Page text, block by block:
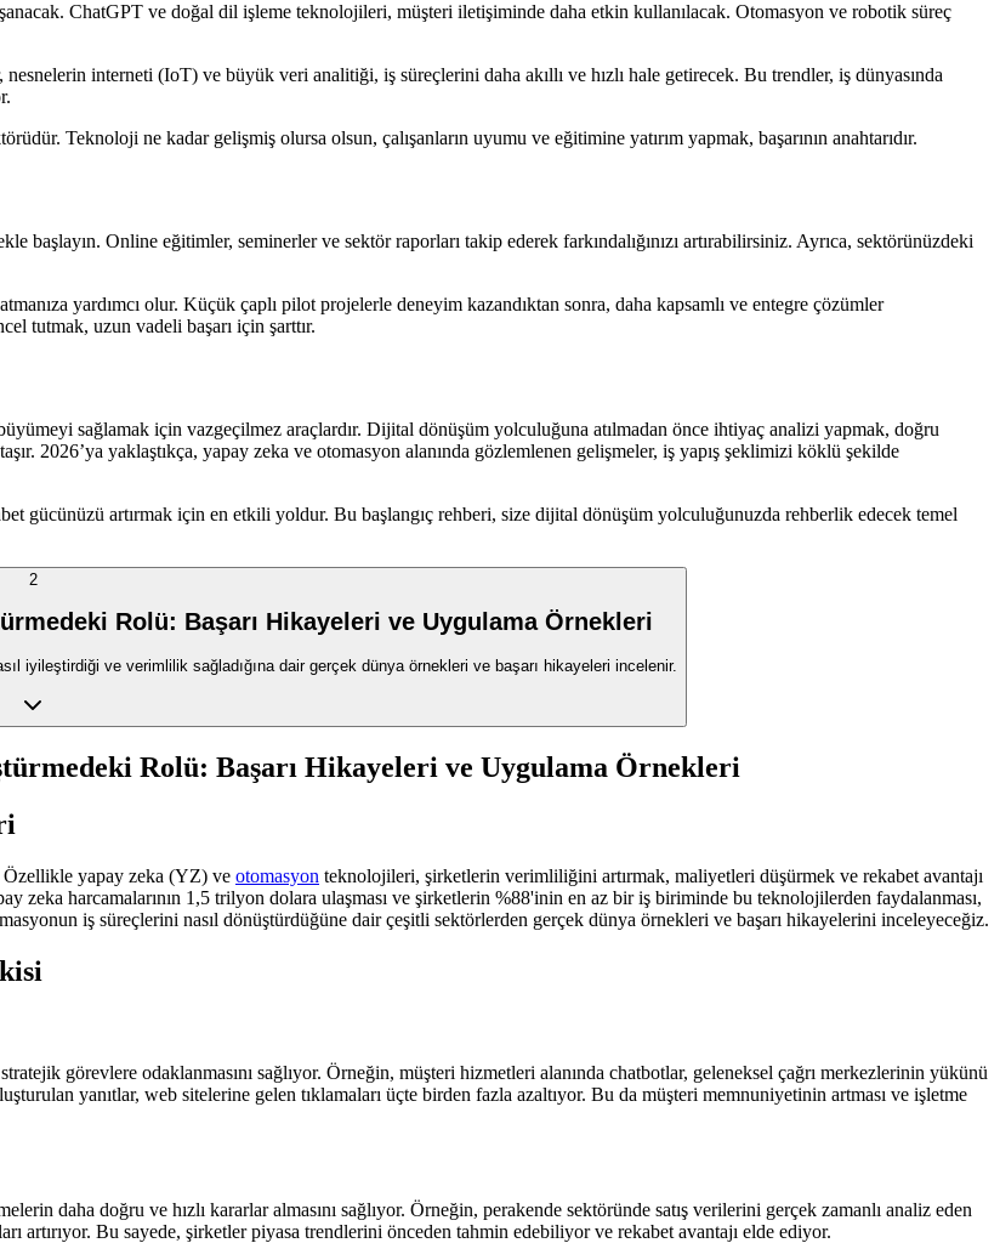
ChatGPT ve doğal dil işleme teknolojileri, müşteri iletişiminde daha etkin kullanılacak. Otomasyon ve robotik süreç
interneti (IoT) ve büyük veri analitiği, iş süreçlerini daha akıllı ve hızlı hale getirecek. Bu trendler, iş dünyasında
Teknoloji ne kadar gelişmiş olursa olsun, çalışanların uyumu ve eğitimine yatırım yapmak, başarının anahtarıdır.
başlayın. Online eğitimler, seminerler ve sektör raporları takip ederek farkındalığınızı artırabilirsiniz. Ayrıca, sektörünüzdeki
yardımcı olur. Küçük çaplı pilot projelerle deneyim kazandıktan sonra, daha kapsamlı ve entegre çözümler
tutmak, uzun vadeli başarı için şarttır.
sağlamak için vazgeçilmez araçlardır. Dijital dönüşüm yolculuğuna atılmadan önce ihtiyaç analizi yapmak, doğru
2026’ya yaklaştıkça, yapay zeka ve otomasyon alanında gözlemlenen gelişmeler, iş yapış şeklimizi köklü şekilde
gücünüzü artırmak için en etkili yoldur. Bu başlangıç rehberi, size dijital dönüşüm yolculuğunuzda rehberlik edecek temel
2
Rolü: Başarı Hikayeleri ve Uygulama Örnekleri
iyileştirdiği ve verimlilik sağladığına dair gerçek dünya örnekleri ve başarı hikayeleri incelenir.
Rolü: Başarı Hikayeleri ve Uygulama Örnekleri
Özellikle yapay zeka (YZ) ve otomasyon teknolojileri, şirketlerin verimliliğini artırmak, maliyetleri düşürmek ve rekabet avantajı
zeka harcamalarının 1,5 trilyon dolara ulaşması ve şirketlerin %88'inin en az bir iş biriminde bu teknolojilerden faydalanması,
iş süreçlerini nasıl dönüştürdüğüne dair çeşitli sektörlerden gerçek dünya örnekleri ve başarı hikayelerini inceleyeceğiz.
görevlere odaklanmasını sağlıyor. Örneğin, müşteri hizmetleri alanında chatbotlar, geleneksel çağrı merkezlerinin yükünü
yanıtlar, web sitelerine gelen tıklamaları üçte birden fazla azaltıyor. Bu da müşteri memnuniyetinin artması ve işletme
daha doğru ve hızlı kararlar almasını sağlıyor. Örneğin, perakende sektöründe satış verilerini gerçek zamanlı analiz eden
artırıyor. Bu sayede, şirketler piyasa trendlerini önceden tahmin edebiliyor ve rekabet avantajı elde ediyor.